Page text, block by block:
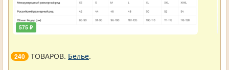
575 ₽
240 ТОВАРОВ. Белье.